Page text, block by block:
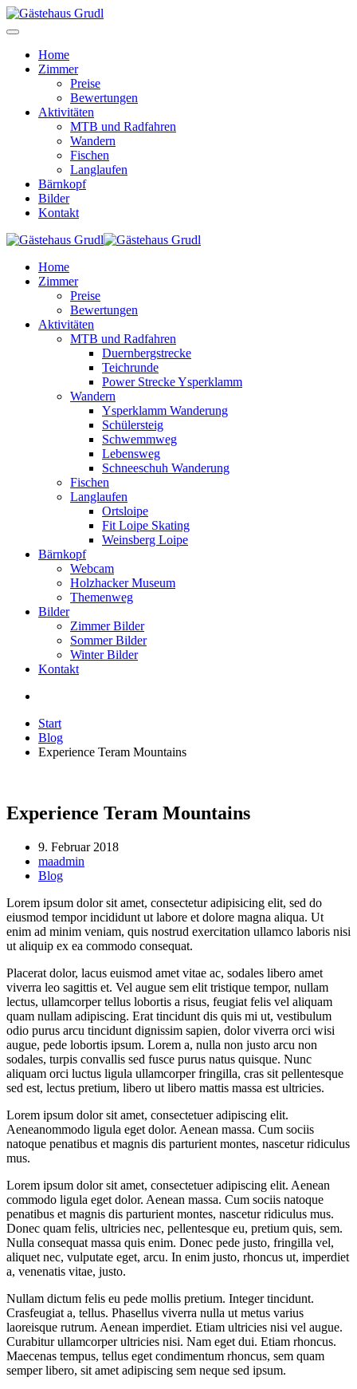
Home
Zimmer
Preise
Bewertungen
Aktivitäten
MTB und Radfahren
Wandern
Fischen
Langlaufen
Bärnkopf
Bilder
Kontakt
Home
Zimmer
Preise
Bewertungen
Aktivitäten
MTB und Radfahren
Duernbergstrecke
Teichrunde
Power Strecke Ysperklamm
Wandern
Ysperklamm Wanderung
Schülersteig
Schwemmweg
Lebensweg
Schneeschuh Wanderung
Fischen
Langlaufen
Ortsloipe
Fit Loipe Skating
Weinsberg Loipe
Bärnkopf
Webcam
Holzhacker Museum
Themenweg
Bilder
Zimmer Bilder
Sommer Bilder
Winter Bilder
Kontakt
Start
Blog
Experience Teram Mountains
Experience Teram Mountains
9. Februar 2018
maadmin
Blog
Lorem ipsum dolor sit amet, consectetur adipisicing elit, sed do
eiusmod tempor incididunt ut labore et dolore magna aliqua. Ut
enim ad minim veniam, quis nostrud exercitation ullamco laboris nisi
ut aliquip ex ea commodo consequat.
Placerat dolor, lacus euismod amet vitae ac, sodales libero amet
viverra leo sagittis et. Vel augue sem elit tristique tempor, nullam
lectus, ullamcorper tellus lobortis a risus, feugiat felis vel aliquam
quam nullam adipiscing. Erat tincidunt dis quis mi ut, vestibulum
odio purus arcu tincidunt dignissim sapien, dolor viverra orci wisi
augue, pede lobortis ipsum. Lorem a, nulla non justo arcu non
sodales, turpis convallis sed fusce purus natus quisque. Nunc
aliquam orci luctus ligula ullamcorper fringilla, cras sit pellentesque
sed est, lectus pretium, libero ut libero mattis massa est ultricies.
Lorem ipsum dolor sit amet, consectetuer adipiscing elit.
Aeneanommodo ligula eget dolor. Aenean massa. Cum sociis
natoque penatibus et magnis dis parturient montes, nascetur ridiculus
mus.
Lorem ipsum dolor sit amet, consectetuer adipiscing elit. Aenean
commodo ligula eget dolor. Aenean massa. Cum sociis natoque
penatibus et magnis dis parturient montes, nascetur ridiculus mus.
Donec quam felis, ultricies nec, pellentesque eu, pretium quis, sem.
Nulla consequat massa quis enim. Donec pede justo, fringilla vel,
aliquet nec, vulputate eget, arcu. In enim justo, rhoncus ut, imperdiet
a, venenatis vitae, justo.
Nullam dictum felis eu pede mollis pretium. Integer tincidunt.
Crasfeugiat a, tellus. Phasellus viverra nulla ut metus varius
laoreisque rutrum. Aenean imperdiet. Etiam ultricies nisi vel augue.
Curabitur ullamcorper ultricies nisi. Nam eget dui. Etiam rhoncus.
Maecenas tempus, tellus eget condimentum rhoncus, sem quam
semper libero, sit amet adipiscing sem neque sed ipsum.